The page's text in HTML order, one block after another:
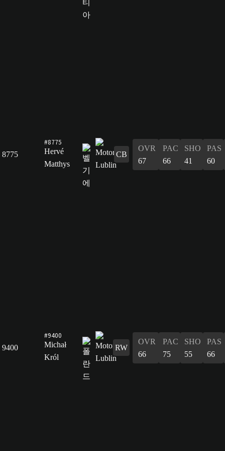
8775
#8775
Hervé
Matthys
CB
OVR
67
PAC
66
SHO
41
PAS
60
9400
#9400
Michał
Król
RW
OVR
66
PAC
75
SHO
55
PAS
66